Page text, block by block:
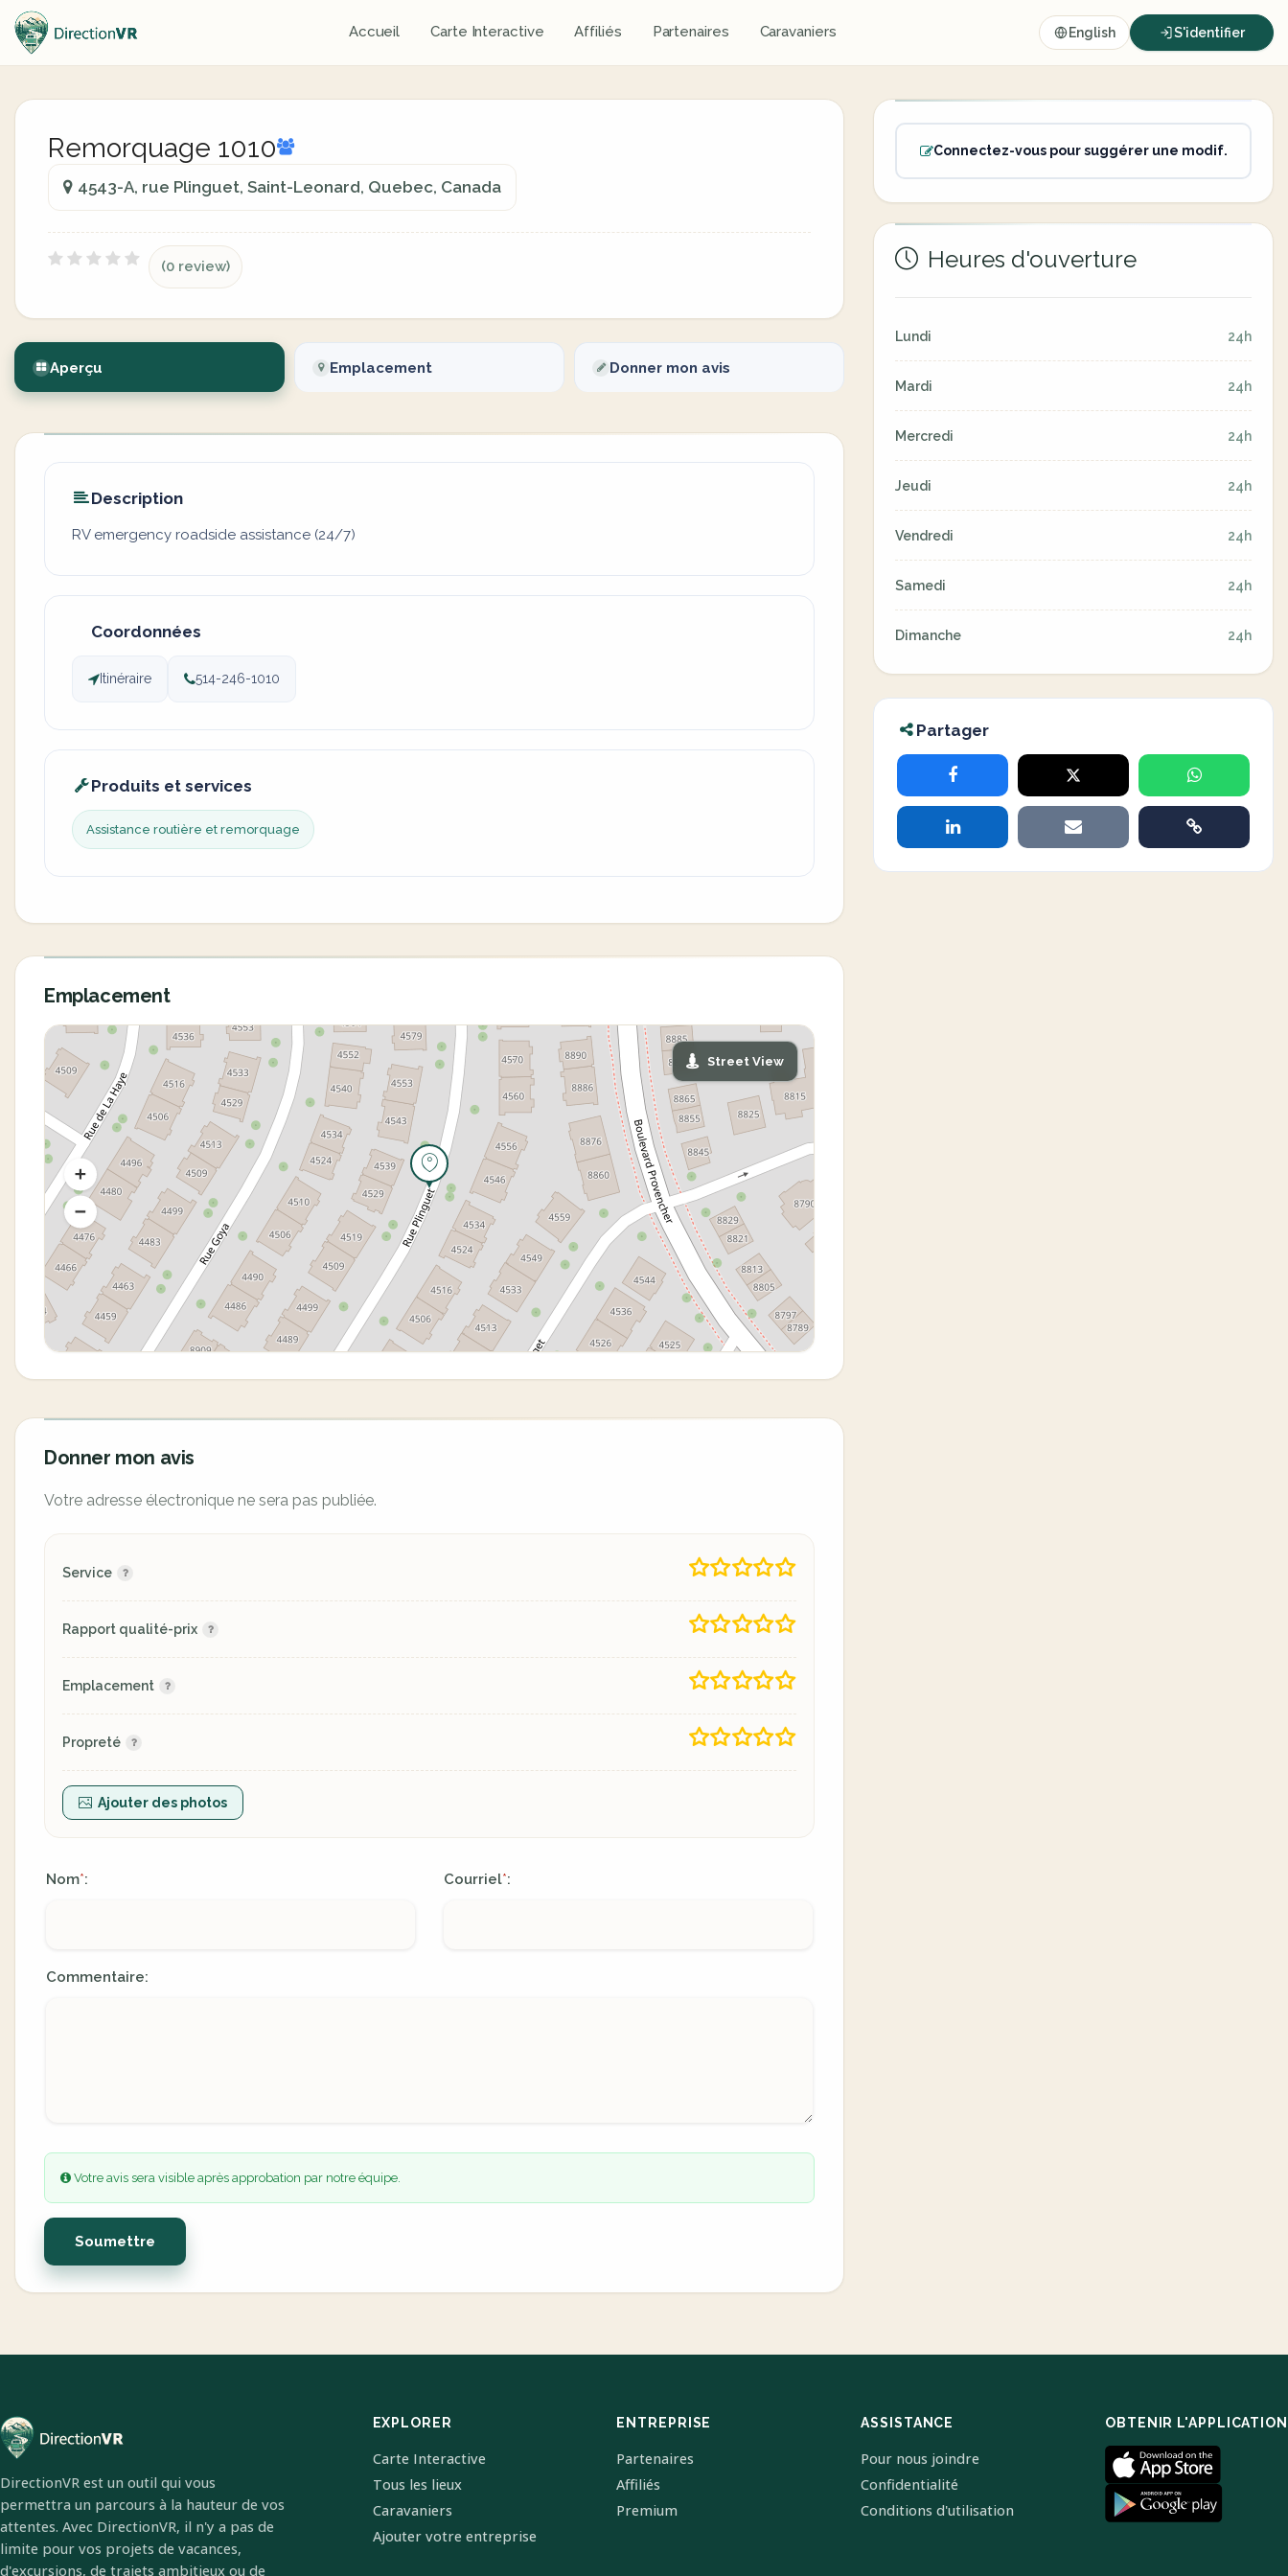
Accueil Carte Interactive Affiliés Partenaires Caravaniers English S'identifier
Remorquage 1010
4543-A, rue Plinguet, Saint-Leonard, Quebec, Canada
(0 review)
Aperçu Emplacement Donner mon avis
Description
RV emergency roadside assistance (24/7)
Coordonnées
Itinéraire 514-246-1010
Produits et services
Assistance routière et remorquage
Emplacement
Street View
Donner mon avis
Votre adresse électronique ne sera pas publiée.
Service
Rapport qualité-prix
Emplacement
Propreté
Ajouter des photos
Nom*: Courriel*:
Commentaire:
Votre avis sera visible après approbation par notre équipe.
Soumettre
Connectez-vous pour suggérer une modif.
Heures d'ouverture
Lundi 24h
Mardi 24h
Mercredi 24h
Jeudi 24h
Vendredi 24h
Samedi 24h
Dimanche 24h
Partager
DirectionVR est un outil qui vous
permettra un parcours à la hauteur de vos
attentes. Avec DirectionVR, il n'y a pas de
limite pour vos projets de vacances,
d'excursions, de trajets ambitieux ou de
EXPLORER
Carte Interactive
Tous les lieux
Caravaniers
Ajouter votre entreprise
ENTREPRISE
Partenaires
Affiliés
Premium
ASSISTANCE
Pour nous joindre
Confidentialité
Conditions d'utilisation
OBTENIR L'APPLICATION